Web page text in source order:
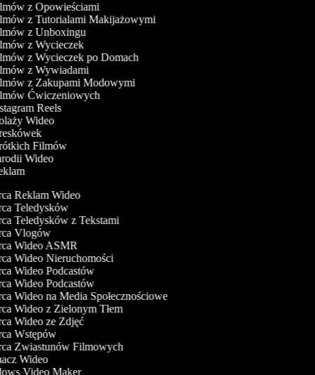
z Opowieściami
z Tutorialami Makijażowymi
z Unboxingu
z Wycieczek
z Wycieczek po Domach
z Wywiadami
z Zakupami Modowymi
Ćwiczeniowych
Reels
Wideo
Filmów
Wideo
Reklam Wideo
Teledysków
Teledysków z Tekstami
Vlogów
Wideo ASMR
Wideo Nieruchomości
Wideo Podcastów
Wideo Podcastów
Wideo na Media Społecznościowe
Wideo z Zielonym Tłem
Wideo ze Zdjęć
Wstępów
Zwiastunów Filmowych
Wideo
Video Maker